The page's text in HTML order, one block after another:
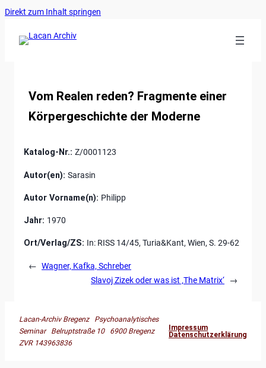
Direkt zum Inhalt springen
Vom Realen reden? Fragmente einer
Körpergeschichte der Moderne
Katalog-Nr.: Z/0001123
Autor(en): Sarasin
Autor Vorname(n): Philipp
Jahr: 1970
Ort/Verlag/ZS: In: RISS 14/45, Turia&Kant, Wien, S. 29-62
← Wagner, Kafka, Schreber
Slavoj Zizek oder was ist ‚The Matrix‘
→
Lacan-Archiv Bregenz Psychoanalytisches
Seminar Belruptstraße 10 6900 Bregenz
ZVR 143963836
Impressum
Datenschutzerklärung